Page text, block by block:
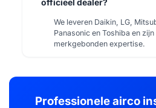
officieel dealer?
We leveren Daikin, LG,
Panasonic en Toshiba en
merkgebonden expertise.
Professionele airco